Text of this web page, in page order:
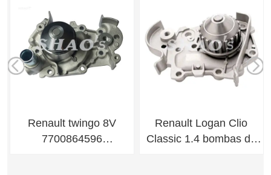
Renault twingo 8V
7700864596
Renault Logan Clio
Classic 1.4 bombas de